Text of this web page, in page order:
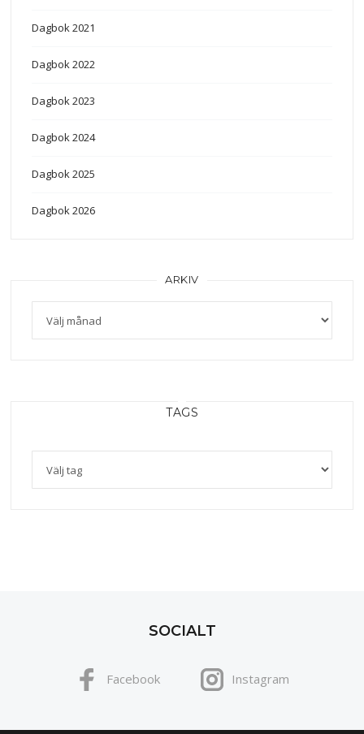
Dagbok 2021
Dagbok 2022
Dagbok 2023
Dagbok 2024
Dagbok 2025
Dagbok 2026
ARKIV
TAGS
SOCIALT
Facebook Instagram